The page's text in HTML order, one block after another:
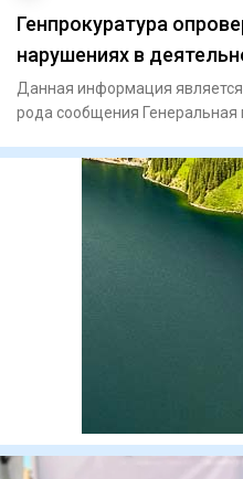
Генпрокуратура
нарушениях в
Данная информация
рода сообщения Генеральная